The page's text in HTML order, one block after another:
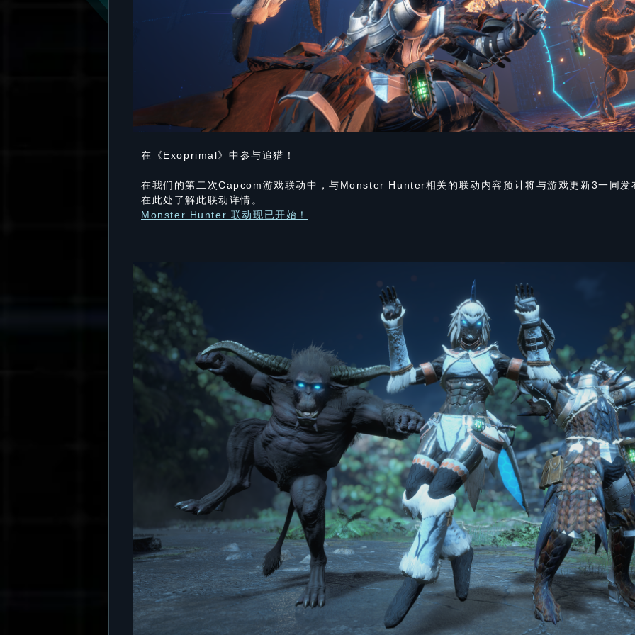
在《Exoprimal》中参与追猎！
在我们的第二次Capcom游戏联动中，与Monster Hunter相关的联动内容预计将与游戏更新3一同发
在此处了解此联动详情。
Monster Hunter 联动现已开始！